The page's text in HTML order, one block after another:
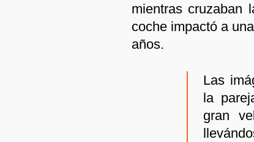
mientras cruzaban
coche impactó a
años.
Las
la
gran